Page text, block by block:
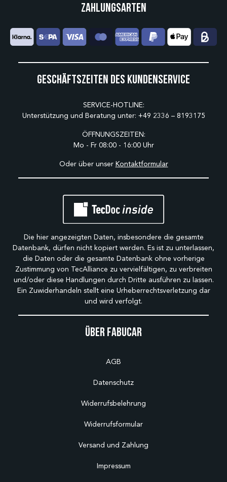
Über Fabucar
AGB
Datenschutz
Widerrufsbelehrung
Widerrufsformular
Versand und Zahlung
Impressum
Geschäftszeiten des Kundenservice
SERVICE-HOTLINE:
Unterstützung und Beratung unter: +49 2336 – 8193175
ÖFFNUNGSZEITEN:
Mo - Fr 08:00 - 16:00 Uhr
Oder über unser Kontaktformular
Zahlungsarten
Die hier angezeigten Daten, insbesondere die gesamte
Datenbank, dürfen nicht kopiert werden. Es ist zu unterlassen,
die Daten oder die gesamte Datenbank ohne vorherige
Zustimmung von TecAlliance zu vervielfältigen, zu verbreiten
und/oder diese Handlungen durch Dritte ausführen zu lassen.
Ein Zuwiderhandeln stellt eine Urheberrechtsverletzung dar
und wird verfolgt.